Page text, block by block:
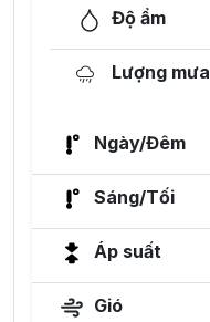
Độ ẩm
Lượng mưa
Ngày/Đêm
Sáng/Tối
Áp suất
Gió